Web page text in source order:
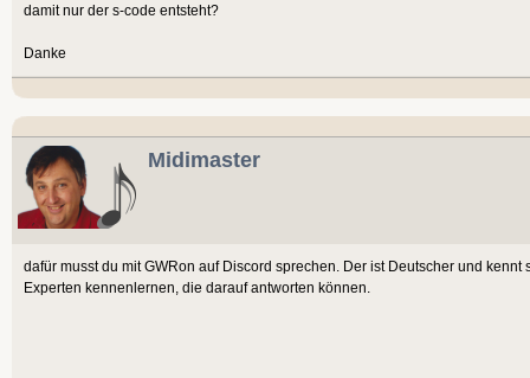
damit nur der s-code entsteht?
Danke
Midimaster
dafür musst du mit GWRon auf Discord sprechen. Der ist Deutscher und kennt
Experten kennenlernen, die darauf antworten können.